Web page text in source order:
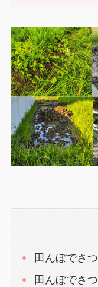
田んぼでさ
田んぼでさ